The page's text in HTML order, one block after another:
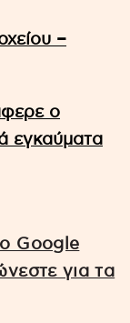
–
ο
εγκαύματα
Google
για τα